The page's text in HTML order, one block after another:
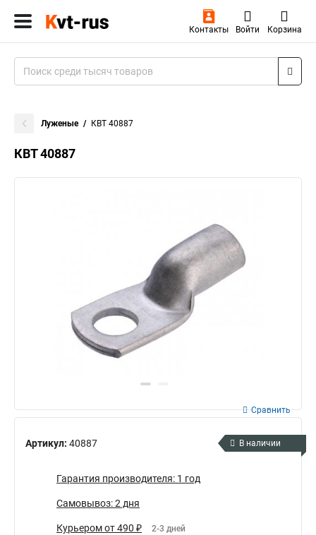
Контакты Войти Корзина
Луженые КВТ 40887
КВТ 40887
Артикул: 40887
Сравнить
В наличии
Гарантия производителя: 1 год
Самовывоз: 2 дня
Курьером от 490 ₽ 2-3 дней